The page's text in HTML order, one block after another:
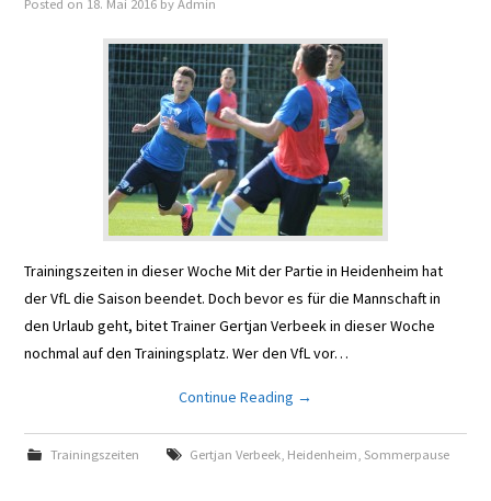
ECKFAHNE
LEGENDÄR
TERMINE
SUPPORT
Posted on 18. Mai 2016 byAdmin
Trainingszeiten in dieser Woche Mit der Partie in Heidenheim hat
der VfL die Saison beendet. Doch bevor es für die Mannschaft in
den Urlaub geht, bitet Trainer Gertjan Verbeek in dieser Woche
nochmal auf den Trainingsplatz. Wer den VfL vor…
Continue Reading →
Trainingszeiten Gertjan Verbeek, Heidenheim Sommerpause